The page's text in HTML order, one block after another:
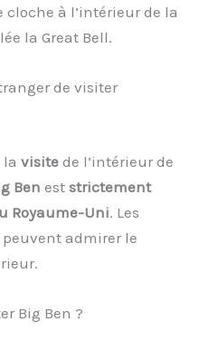
cloche à l’intérieur de la
la Great Bell.
de visiter
lavisite de l’intérieur de
Ben eststrictement
Royaume-Uni. Les
admirer le
Big Ben ?